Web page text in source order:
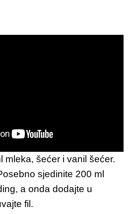
mleka, šećer i vanil šećer.
sjedinite 200 ml
a onda dodajte u
fil.